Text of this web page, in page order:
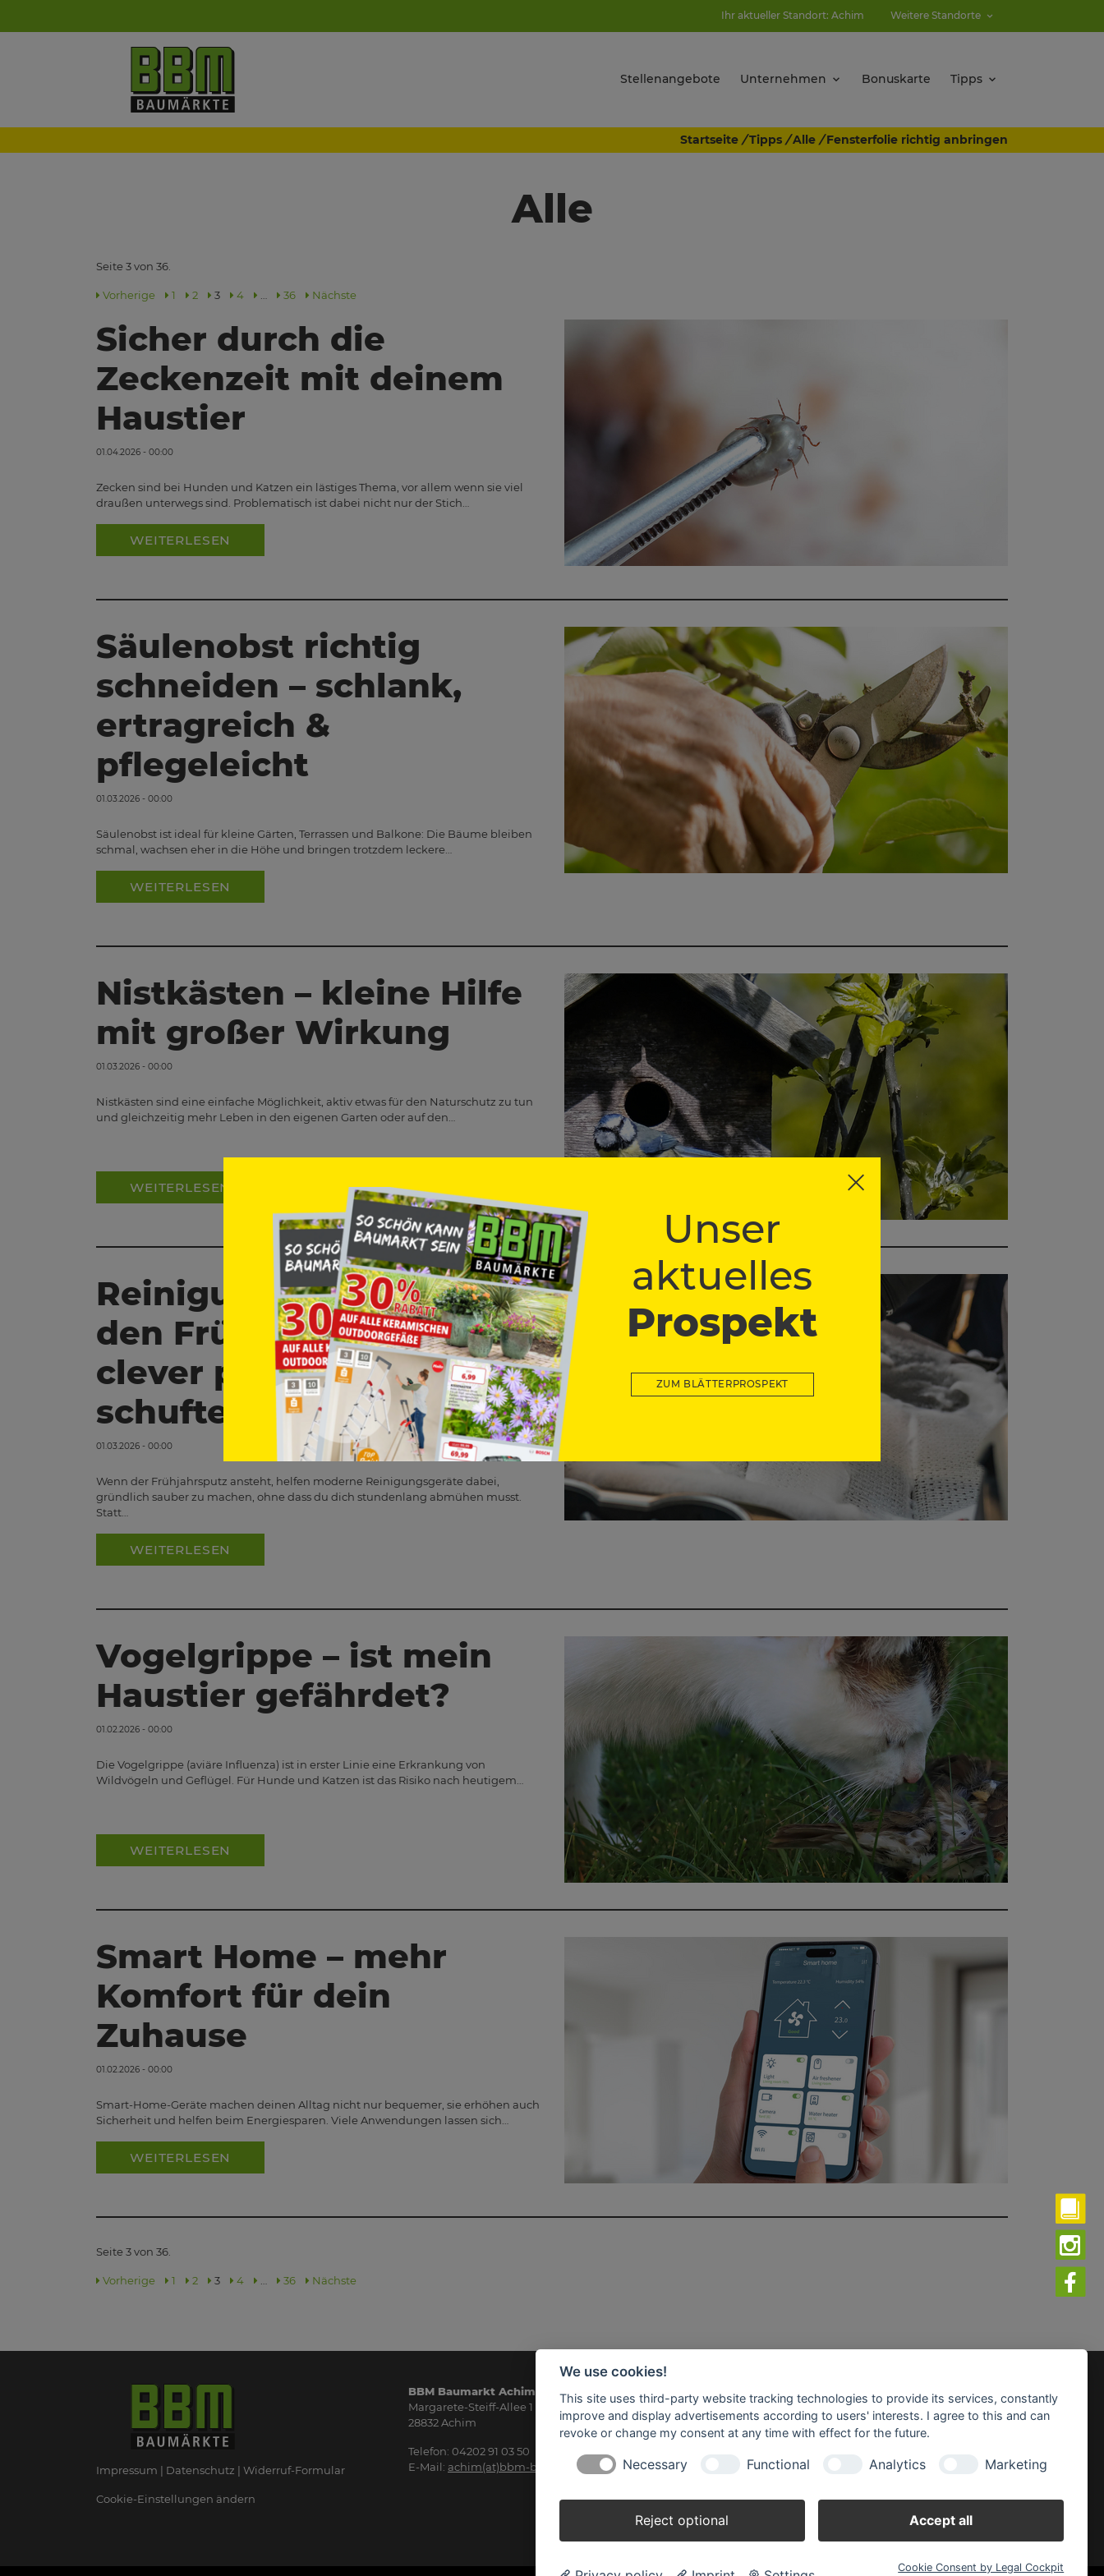
Unser
aktuelles
Prospekt
ZUM BLÄTTERPROSPEKT
Ihr aktueller Standort: Achim Weitere Standorte
Stellenangebote Unternehmen Bonuskarte Tipps
Startseite / Tipps / Alle / Fensterfolie richtig anbringen
Alle
Seite 3 von 36.
Vorherige 1 2 3 4 36 Nächste
Sicher durch die
Zeckenzeit mit deinem
Haustier
01.04.2026 - 00:00
Zecken sind bei Hunden und Katzen ein lästiges Thema, vor allem wenn sie viel
draußen unterwegs sind. Problematisch ist dabei nicht nur der Stich…
WEITERLESEN
Säulenobst richtig
schneiden – schlank,
ertragreich &
pflegeleicht
01.03.2026 - 00:00
Säulenobst ist ideal für kleine Gärten, Terrassen und Balkone: Die Bäume bleiben
schmal, wachsen eher in die Höhe und bringen trotzdem leckere…
WEITERLESEN
Nistkästen – kleine Hilfe
mit großer Wirkung
01.03.2026 - 00:00
Nistkästen sind eine einfache Möglichkeit, aktiv etwas für den Naturschutz zu tun
und gleichzeitig mehr Leben in den eigenen Garten oder auf den…
WEITERLESEN
Reinigungsgeräte für
den Frühjahrsputz –
clever putzen, weniger
schuften
01.03.2026 - 00:00
Wenn der Frühjahrsputz ansteht, helfen moderne Reinigungsgeräte dabei,
gründlich sauber zu machen, ohne dass du dich stundenlang abmühen musst.
Statt…
WEITERLESEN
Vogelgrippe – ist mein
Haustier gefährdet?
01.02.2026 - 00:00
Die Vogelgrippe (aviäre Influenza) ist in erster Linie eine Erkrankung von
Wildvögeln und Geflügel. Für Hunde und Katzen ist das Risiko nach heutigem…
WEITERLESEN
Smart Home – mehr
Komfort für dein
Zuhause
01.02.2026 - 00:00
Smart-Home-Geräte machen deinen Alltag nicht nur bequemer, sie erhöhen auch
Sicherheit und helfen beim Energiesparen. Viele Anwendungen lassen sich…
WEITERLESEN
Seite 3 von 36.
Vorherige 1 2 3 4 36 Nächste
Impressum Datenschutz Widerruf-Formular
Cookie-Einstellungen ändern
BBM Baumarkt Achim
Margarete-Steiff-Allee 1
28832 Achim
Telefon: 04202 91 03 50
E-Mail: achim(at)bbm-baumarkt.de
Öffnungszeiten:
Montag - Freitag:
8.30 - 19.00 Uhr
8.30 - 18.00 Uhr
We use cookies!
This site uses third-party website tracking technologies to provide its services, constantly
improve and display advertisements according to users' interests. I agree to this and can
revoke or change my consent at any time with effect for the future.
Necessary Functional Analytics Marketing
Reject optional Accept all
Cookie Consent by Legal Cockpit